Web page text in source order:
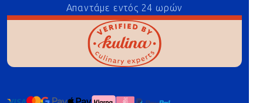
Απαντάμε εντός 24 ωρών